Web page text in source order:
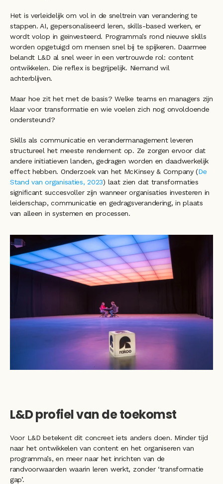
Het is verleidelijk om vol in de sneltrein van verandering te
stappen. AI, gepersonaliseerd leren, skills-based werken, er
wordt volop in geïnvesteerd. Programma’s rond nieuwe skills
worden opgetuigd om mensen snel bij te spijkeren. Daarmee
belandt L&D al snel weer in een vertrouwde rol: content
ontwikkelen. Die reflex is begrijpelijk. Niemand wil
achterblijven.
Maar hoe zit het met de basis? Welke teams en managers zijn
klaar voor transformatie en wie voelen zich nog onvoldoende
ondersteund?
Skills als communicatie en verandermanagement leveren
structureel het meeste rendement op. Ze zorgen ervoor dat
andere initiatieven landen, gedragen worden en daadwerkelijk
effect hebben. Onderzoek van het McKinsey & Company (De
Stand van organisaties, 2023) laat zien dat transformaties
significant succesvoller zijn wanneer organisaties investeren in
leiderschap, communicatie en gedragsverandering, in plaats
van alleen in systemen en processen.
L&D profiel van de toekomst
Voor L&D betekent dit concreet iets anders doen. Minder tijd
naar het ontwikkelen van content en het organiseren van
programma’s, en meer naar het inrichten van de
randvoorwaarden waarin leren werkt, zonder ‘transformatie
gap’.